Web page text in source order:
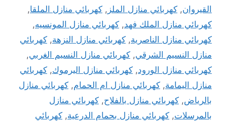
القيروان, كهربائي منازل الملز , كهربائي منازل الملقا,
كهربائي منازل الملك فهد, كهربائي منازل المونسيه,
كهربائي منازل الناصرية, كهربائي منازل النزهة, كهربائي
منازل النسيم الشرقي, كهربائي منازل النسيم الغربي,
كهربائي منازل الورود, كهربائي منازل اليرموك, كهربائي
منازل اليمامة, كهربائي منازل ام الحمام, كهربائي منازل
بالرياض, كهربائي منازل بالفلاح, كهربائي منازل
بالمرسلات, كهربائي منازل بحمام الدرعية, كهربائي